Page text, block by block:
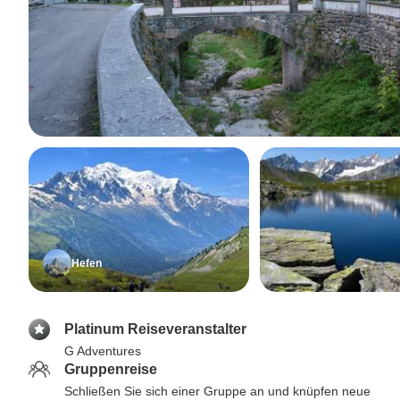
Hefen
Platinum Reiseveranstalter
G Adventures
Gruppenreise
Schließen Sie sich einer Gruppe an und knüpfen neue